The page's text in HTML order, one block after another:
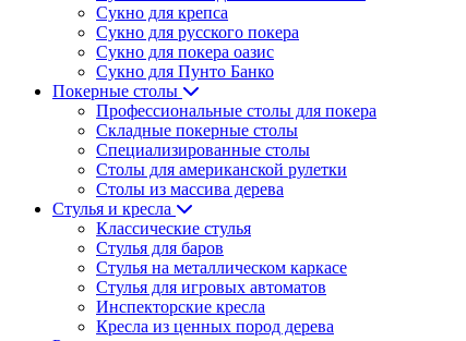
Сукно для крепса
Сукно для русского покера
Сукно для покера оазис
Сукно для Пунто Банко
Покерные столы
Профессиональные столы для покера
Складные покерные столы
Специализированные столы
Столы для американской рулетки
Столы из массива дерева
Стулья и кресла
Классические стулья
Стулья для баров
Стулья на металлическом каркасе
Стулья для игровых автоматов
Инспекторские кресла
Кресла из ценных пород дерева